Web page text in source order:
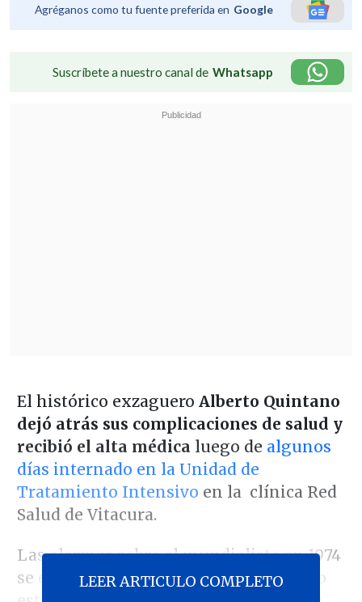
Agréganos como tu fuente preferida en Google
Suscríbete a nuestro canal de Whatsapp
El histórico exzaguero Alberto Quintano
dejó atrás sus complicaciones de salud y
recibió el alta médica luego de algunos
días internado en la Unidad de
Tratamiento Intensivo en la clínica Red
Salud de Vitacura.
Las alarmas sobre el mundialista en 1974
se encendieron al revelarse su delicado
LEER ARTICULO COMPLETO